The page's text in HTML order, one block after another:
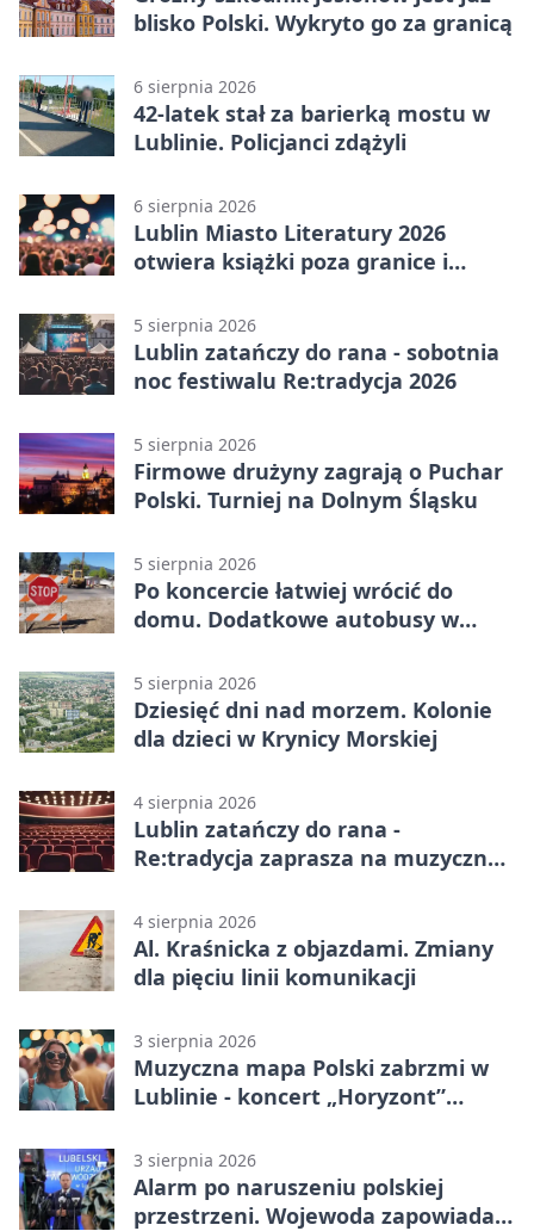
blisko Polski. Wykryto go za granicą
6 sierpnia 2026
42-latek stał za barierką mostu w
Lublinie. Policjanci zdążyli
6 sierpnia 2026
Lublin Miasto Literatury 2026
otwiera książki poza granice i
5 sierpnia 2026
Lublin zatańczy do rana - sobotnia
noc festiwalu Re:tradycja 2026
5 sierpnia 2026
Firmowe drużyny zagrają o Puchar
Polski. Turniej na Dolnym Śląsku
5 sierpnia 2026
Po koncercie łatwiej wrócić do
domu. Dodatkowe autobusy w
5 sierpnia 2026
Dziesięć dni nad morzem. Kolonie
dla dzieci w Krynicy Morskiej
4 sierpnia 2026
Lublin zatańczy do rana -
Re:tradycja zaprasza na muzyczną
4 sierpnia 2026
Al. Kraśnicka z objazdami. Zmiany
dla pięciu linii komunikacji
3 sierpnia 2026
Muzyczna mapa Polski zabrzmi w
Lublinie - koncert „Horyzont”
3 sierpnia 2026
Alarm po naruszeniu polskiej
przestrzeni. Wojewoda zapowiada